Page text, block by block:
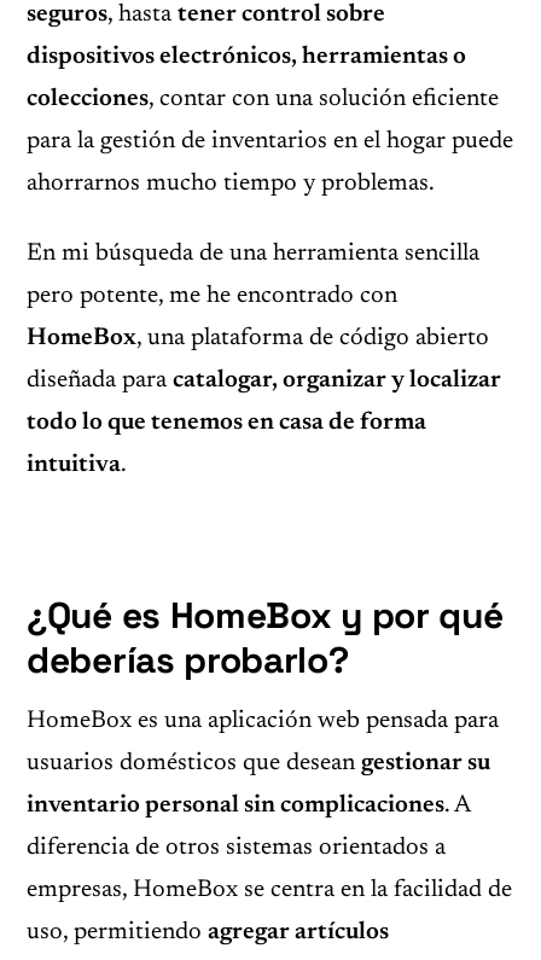
seguros, hasta tener control sobre
dispositivos electrónicos, herramientas o
colecciones, contar con una solución eficiente
para la gestión de inventarios en el hogar puede
ahorrarnos mucho tiempo y problemas.
En mi búsqueda de una herramienta sencilla
pero potente, me he encontrado con
HomeBox, una plataforma de código abierto
diseñada para catalogar, organizar y localizar
todo lo que tenemos en casa de forma
intuitiva.
¿Qué es HomeBox y por qué
deberías probarlo?
HomeBox es una aplicación web pensada para
usuarios domésticos que desean gestionar su
inventario personal sin complicaciones. A
diferencia de otros sistemas orientados a
empresas, HomeBox se centra en la facilidad de
uso, permitiendo agregar artículos